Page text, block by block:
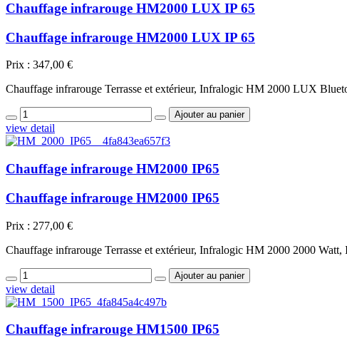
Chauffage infrarouge HM2000 LUX IP 65
Chauffage infrarouge HM2000 LUX IP 65
Prix : 347,00 €
Chauffage infrarouge Terrasse et extérieur, Infralogic HM 2000 LUX
view detail
Chauffage infrarouge HM2000 IP65
Chauffage infrarouge HM2000 IP65
Prix : 277,00 €
Chauffage infrarouge Terrasse et extérieur, Infralogic HM 2000 2000
view detail
Chauffage infrarouge HM1500 IP65